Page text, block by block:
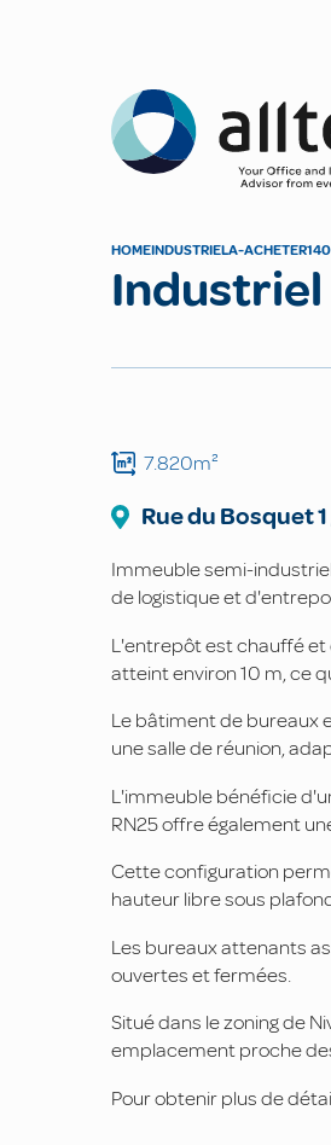
Allten
HOMEINDUSTRIELA-ACHETER
7.820m²
Rue du Bosquet1
Immeuble semi-
de logistique et
L'entrepôt est chauffé et
atteint environ 10 m, ce
Le bâtiment de bureaux
une salle de réunion,
L'immeuble bénéficie
RN25 offre également
Cette configuration
hauteur libre sous
Les bureaux attenants
ouvertes et fermées.
Situé dans le zoning de
emplacement proche
Pour obtenir plus de